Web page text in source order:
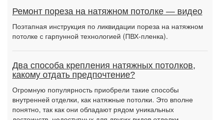
Ремонт пореза на натяжном потолке — видео
Поэтапная инструкция по ликвидации пореза на натяжном
потолке с гарпунной технологией (ПВХ-пленка).
Два способа крепления натяжных потолков,
какому отдать предпочтение?
Огромную популярность приобрели такие способы
внутренней отделки, как натяжные потолки. Это вполне
понятно, так как они обладают рядом уникальных